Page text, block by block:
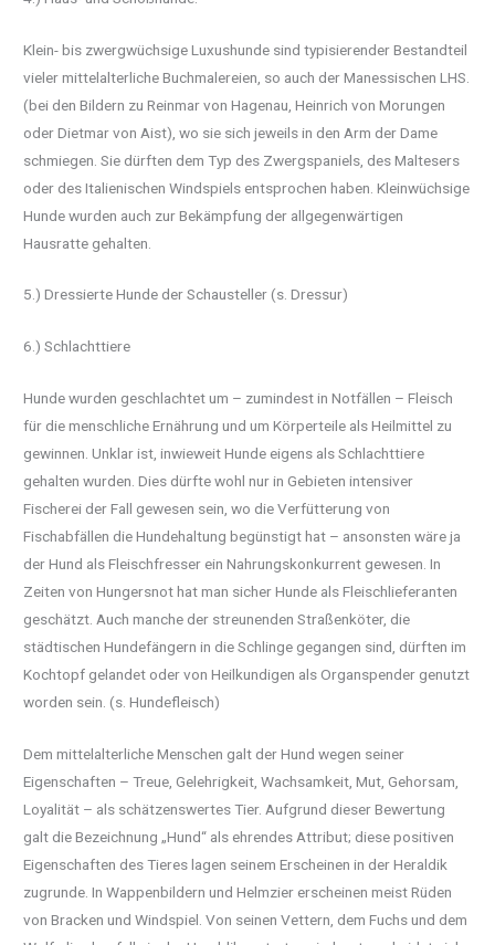
Klein- bis zwergwüchsige Luxushunde sind typisierender Bestandteil
vieler mittelalterliche Buchmalereien, so auch der Manessischen LHS.
(bei den Bildern zu Reinmar von Hagenau, Heinrich von Morungen
oder Dietmar von Aist), wo sie sich jeweils in den Arm der Dame
schmiegen. Sie dürften dem Typ des Zwergspaniels, des Maltesers
oder des Italienischen Windspiels entsprochen haben. Kleinwüchsige
Hunde wurden auch zur Bekämpfung der allgegenwärtigen
Hausratte gehalten.
5.) Dressierte Hunde der Schausteller (s. Dressur)
6.) Schlachttiere
Hunde wurden geschlachtet um – zumindest in Notfällen – Fleisch
für die menschliche Ernährung und um Körperteile als Heilmittel zu
gewinnen. Unklar ist, inwieweit Hunde eigens als Schlachttiere
gehalten wurden. Dies dürfte wohl nur in Gebieten intensiver
Fischerei der Fall gewesen sein, wo die Verfütterung von
Fischabfällen die Hundehaltung begünstigt hat – ansonsten wäre ja
der Hund als Fleischfresser ein Nahrungskonkurrent gewesen. In
Zeiten von Hungersnot hat man sicher Hunde als Fleischlieferanten
geschätzt. Auch manche der streunenden Straßenköter, die
städtischen Hundefängern in die Schlinge gegangen sind, dürften im
Kochtopf gelandet oder von Heilkundigen als Organspender genutzt
worden sein. (s. Hundefleisch)
Dem mittelalterliche Menschen galt der Hund wegen seiner
Eigenschaften – Treue, Gelehrigkeit, Wachsamkeit, Mut, Gehorsam,
Loyalität – als schätzenswertes Tier. Aufgrund dieser Bewertung
galt die Bezeichnung „Hund“ als ehrendes Attribut; diese positiven
Eigenschaften des Tieres lagen seinem Erscheinen in der Heraldik
zugrunde. In Wappenbildern und Helmzier erscheinen meist Rüden
von Bracken und Windspiel. Von seinen Vettern, dem Fuchs und dem